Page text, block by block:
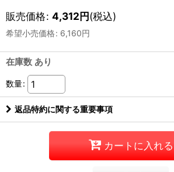
販売価格: 4,312円(税込)
希望小売価格: 6,160円
在庫数 あり
数量:
返品特約に関する重要事項
カートに入れる